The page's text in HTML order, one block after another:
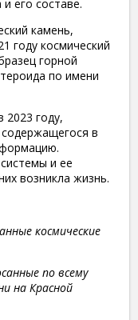
его составе.
камень,
году космический
горной
по имени
2023 году,
в
и ее
возникла жизнь.
космические
по всему
на Красной